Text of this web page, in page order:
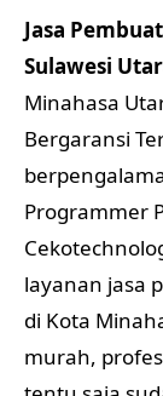
Jasa
Sulawesi
Minahasa
Bergaransi
Programmer
layanan jasa
di Kota
murah,